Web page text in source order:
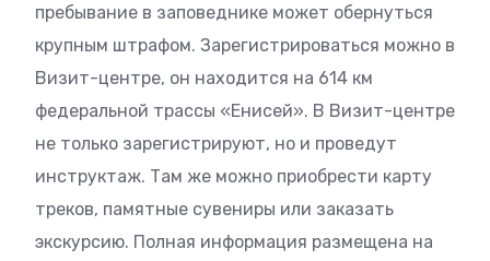
пребывание в заповеднике может обернуться
крупным штрафом. Зарегистрироваться можно в
Визит-центре, он находится на 614 км
федеральной трассы «Енисей». В Визит-центре
не только зарегистрируют, но и проведут
инструктаж. Там же можно приобрести карту
треков, памятные сувениры или заказать
экскурсию. Полная информация размещена на